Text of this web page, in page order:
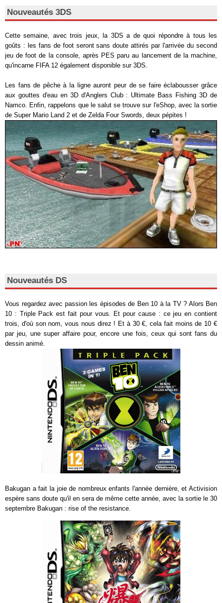
Nouveautés 3DS
Cette semaine, avec trois jeux, la 3DS a de quoi répondre à tous les
goûts : les fans de foot seront sans doute attirés par l'arrivée du second
jeu de foot de la console, après PES paru au lancement de la machine,
qu'incarne FIFA 12 également disponible sur 3DS.
Les fans de pêche à la ligne auront peur de se faire éclabousser grâce
aux gouttes d'eau en 3D d'Anglers Club : Ultimate Bass Fishing 3D de
Namco. Enfin, rappelons que le salut se trouve sur l'eShop, avec la sortie
de Super Mario Land 2 et de Zelda Four Swords, deux pépites !
Nouveautés DS
Vous regardez avec passion les épisodes de Ben 10 à la TV ? Alors Ben
10 : Triple Pack est fait pour vous. Et pour cause : ce jeu en contient
trois, d'où son nom, vous nous direz ! Et à 30 €, cela fait moins de 10 €
par jeu, une super affaire pour, encore une fois, ceux qui sont fans du
dessin animé.
Bakugan a fait la joie de nombreux enfants l'année dernière, et Activision
espère sans doute qu'il en sera de même cette année, avec la sortie le 30
septembre Bakugan : rise of the resistance.